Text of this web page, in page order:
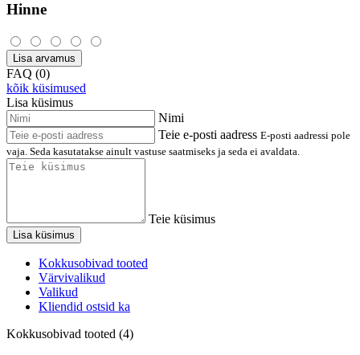
Hinne
Lisa arvamus
FAQ (0)
kõik küsimused
Lisa küsimus
Nimi
Teie e-posti aadress E-posti aadressi pole
vaja. Seda kasutatakse ainult vastuse saatmiseks ja seda ei avaldata.
Teie küsimus
Lisa küsimus
Kokkusobivad tooted
Värvivalikud
Valikud
Kliendid ostsid ka
Kokkusobivad tooted (4)